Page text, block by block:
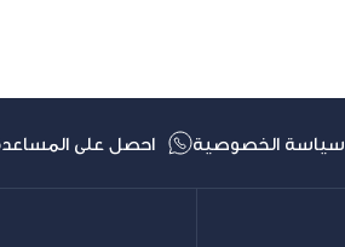
سياسة الخصوصية احصل على